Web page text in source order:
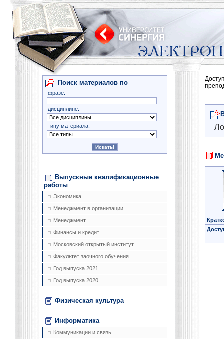
Поиск материалов по
фразе:
дисциплине:
типу материала:
Выпускные квалификационные
работы
Экономика
Менеджмент в организации
Менеджмент
Финансы и кредит
Московский открытый институт
Факультет заочного обучения
Год выпуска 2021
Год выпуска 2020
Физическая культура
Информатика
Коммуникации и связь